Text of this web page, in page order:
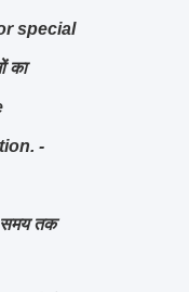
special
का
-
समय तक